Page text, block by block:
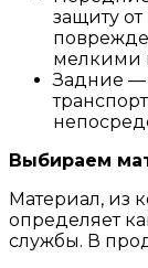
защиту
мелкими
Задние —
Выбираем
Материал, из
определяет
службы. В